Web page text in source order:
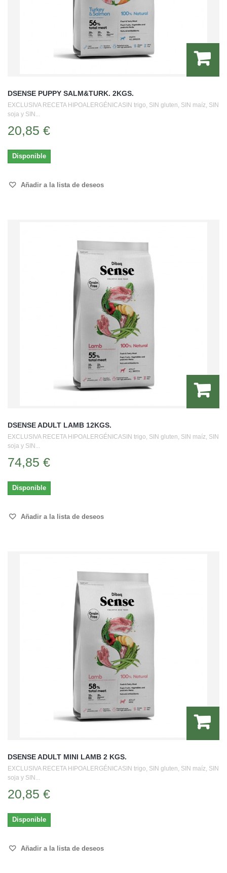
DSENSE PUPPY SALM&TURK. 2KGS.
EXCLUSIVA RECETA HIPOALERGÉNICASIN trigo, SIN gluten, SIN maíz, SIN
soja y SIN...
20,85 €
Disponible
Añadir a la lista de deseos
DSENSE ADULT LAMB 12KGS.
EXCLUSIVA RECETA HIPOALERGÉNICASIN trigo, SIN gluten, SIN maíz, SIN
soja y SIN...
74,85 €
Disponible
Añadir a la lista de deseos
DSENSE ADULT MINI LAMB 2 KGS.
EXCLUSIVA RECETA HIPOALERGÉNICASIN trigo, SIN gluten, SIN maíz, SIN
soja y SIN...
20,85 €
Disponible
Añadir a la lista de deseos